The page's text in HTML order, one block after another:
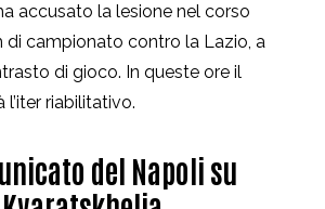
accusato la lesione nel corso
di campionato contro la Lazio, a
di gioco. In queste ore il
riabilitativo.
del Napoli su